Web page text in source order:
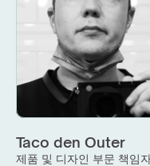
Taco den Outer
제품 및 디자인 부문 책임